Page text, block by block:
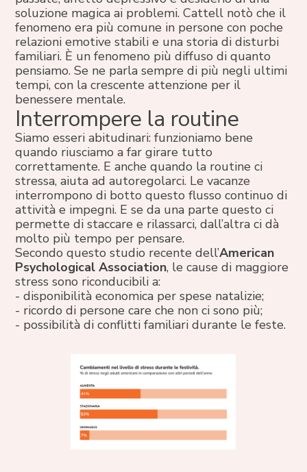
soluzione magica ai problemi. Cattell notò che il
fenomeno era più comune in persone con poche
relazioni emotive stabili e una storia di disturbi
familiari. È un fenomeno più diffuso di quanto
pensiamo. Se ne parla sempre di più negli ultimi
tempi, con la crescente attenzione per il
benessere mentale.
Interrompere la routine
Siamo esseri abitudinari: funzioniamo bene
quando riusciamo a far girare tutto
correttamente. E anche quando la routine ci
stressa, aiuta ad autoregolarci. Le vacanze
interrompono di botto questo flusso continuo di
attività e impegni. E se da una parte questo ci
permette di staccare e rilassarci, dall’altra ci dà
molto più tempo per pensare.
Secondo questo studio recente dell’American
Psychological Association, le cause di maggiore
stress sono riconducibili a:
- disponibilità economica per spese natalizie;
- ricordo di persone care che non ci sono più;
- possibilità di conflitti familiari durante le feste.